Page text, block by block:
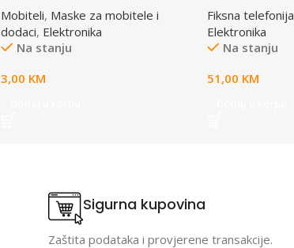
65x100mm
Mobiteli, Maske za mobitele i
dodaci, Elektronika
Na stanju
3,00 KM
Fiksna telefonija
Elektronika
Na stanju
51,00 KM
Sigurna kupovina
Zaštita podataka i provjerene transakcije.